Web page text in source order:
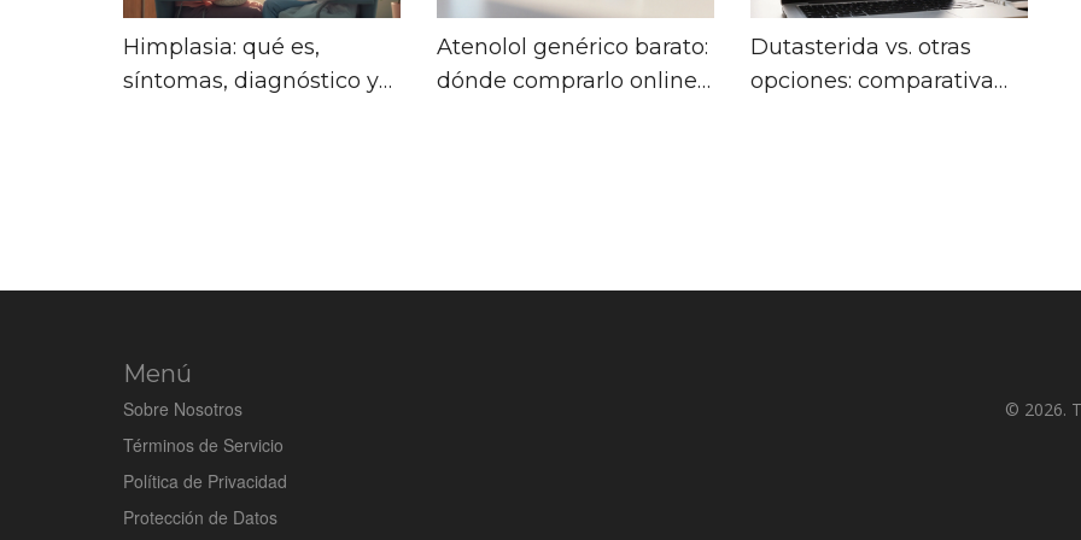
Himplasia: qué es,
síntomas, diagnóstico y
Atenolol genérico barato:
dónde comprarlo online
Dutasterida vs. otras
opciones: comparativa
Menú
Sobre Nosotros
Términos de Servicio
Política de Privacidad
Protección de Datos
© 2026.